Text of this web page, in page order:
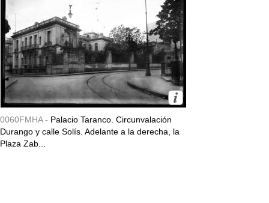
0060FMHA - Palacio Taranco. Circunvalación
Durango y calle Solís. Adelante a la derecha, la
Plaza Zab...